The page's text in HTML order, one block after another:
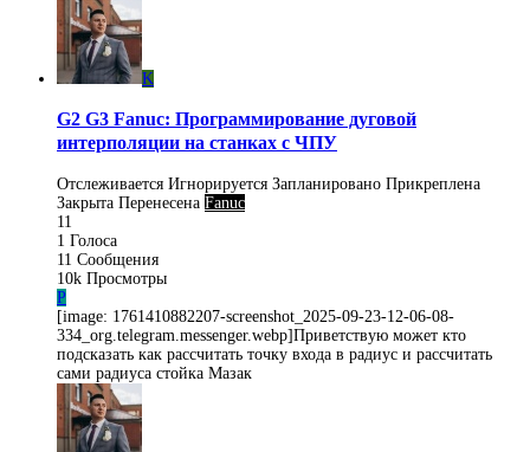
K
G2 G3 Fanuc: Программирование дуговой
интерполяции на станках с ЧПУ
Отслеживается Игнорируется Запланировано Прикреплена
Закрыта Перенесена Fanuc
11
1 Голоса
11 Сообщения
10k Просмотры
P
[image: 1761410882207-screenshot_2025-09-23-12-06-08-
334_org.telegram.messenger.webp]Приветствую может кто
подсказать как рассчитать точку входа в радиус и рассчитать
сами радиуса стойка Мазак